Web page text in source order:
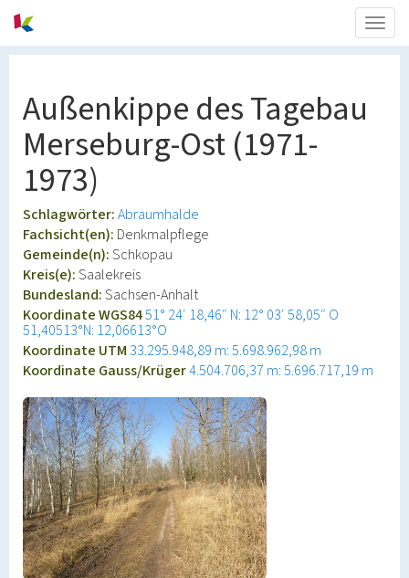
Außenkippe des Tagebau
Merseburg-Ost (1971-
1973)
Schlagwörter:Abraumhalde
Fachsicht(en): Denkmalpflege
Gemeinde(n):Schkopau
Kreis(e):Saalekreis
Bundesland:Sachsen-Anhalt
Koordinate WGS8451° 24′ 18,46″ N: 12° 03′ 58,05″ O
51,40513°N: 12,06613°O
Koordinate UTM 33.295.948,89 m: 5.698.962,98 m
Koordinate Gauss/Krüger4.504.706,37 m: 5.696.717,19 m